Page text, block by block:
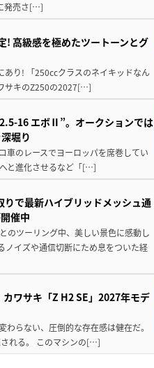
発売さ[…]
! 高級感を極めたツートーンとグ
あり! 「250ccクラスのネイキッドなん
サキのZ250の2027[…]
16 エボⅡ”。オークションでは
堀り
車のレースでヨーロッパを席巻してい
と進化させるなど「[…]
りで最新ハイブリッドメッシュ通
催中
のツーリング中、美しい景色に感動し
ノイズや通信切断にため息をついた経
ワサキ「Z H2 SE」2027年モデ
らない、圧倒的な存在感は健在だ。
れる。 このマシンの[…]